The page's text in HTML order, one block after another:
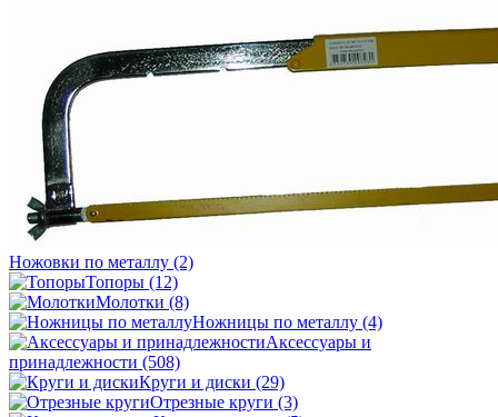
Ножовки по металлу (2)
Топоры (12)
Молотки (8)
Ножницы по металлу (4)
Аксессуары и
принадлежности (508)
Круги и диски (29)
Отрезные круги (3)